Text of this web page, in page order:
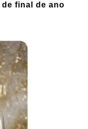
final de ano